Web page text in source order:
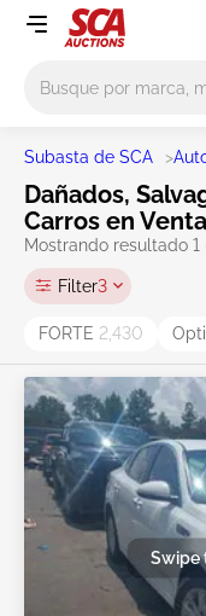
Subasta de SCA >
Dañados,
Carros en Venta
Mostrando resultado
Filter3
FORTE 2,430
Swipe